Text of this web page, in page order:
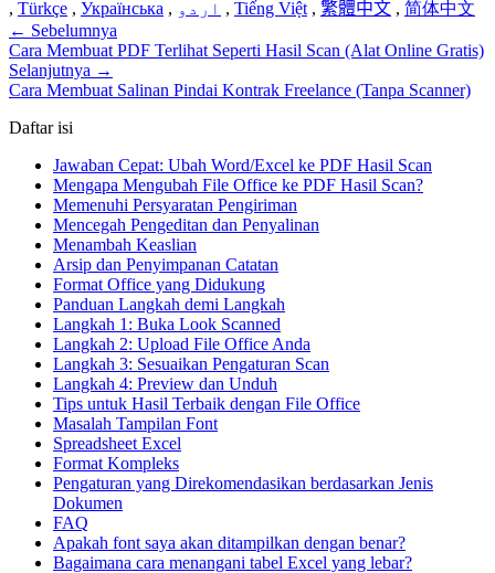
, Türkçe , Українська , اردو , Tiếng Việt , 繁體中文 , 简体中文
← Sebelumnya
Cara Membuat PDF Terlihat Seperti Hasil Scan (Alat Online Gratis)
Selanjutnya →
Cara Membuat Salinan Pindai Kontrak Freelance (Tanpa Scanner)
Daftar isi
Jawaban Cepat: Ubah Word/Excel ke PDF Hasil Scan
Mengapa Mengubah File Office ke PDF Hasil Scan?
Memenuhi Persyaratan Pengiriman
Mencegah Pengeditan dan Penyalinan
Menambah Keaslian
Arsip dan Penyimpanan Catatan
Format Office yang Didukung
Panduan Langkah demi Langkah
Langkah 1: Buka Look Scanned
Langkah 2: Upload File Office Anda
Langkah 3: Sesuaikan Pengaturan Scan
Langkah 4: Preview dan Unduh
Tips untuk Hasil Terbaik dengan File Office
Masalah Tampilan Font
Spreadsheet Excel
Format Kompleks
Pengaturan yang Direkomendasikan berdasarkan Jenis
Dokumen
FAQ
Apakah font saya akan ditampilkan dengan benar?
Bagaimana cara menangani tabel Excel yang lebar?